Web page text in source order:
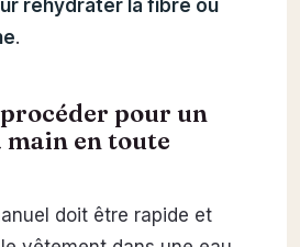
réhydrater la fibre ou
.
pour un
main en toute
doit être rapide et